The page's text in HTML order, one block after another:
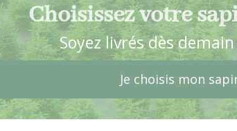
Choisissez votre
Soyez livrés dès
Je choisis mon